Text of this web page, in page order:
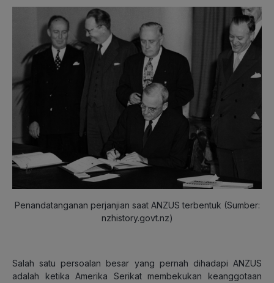
Penandatanganan perjanjian saat ANZUS terbentuk (Sumber:
nzhistory.govt.nz)
Salah satu persoalan besar yang pernah dihadapi ANZUS
adalah ketika Amerika Serikat membekukan keanggotaan